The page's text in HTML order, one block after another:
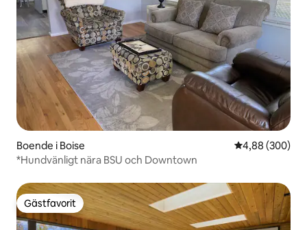
Boende i Boise 4,88 av 5 i
4,88 (300)
*Hundvänligt nära BSU och Downtown
Gästfavorit
Gästfavorit